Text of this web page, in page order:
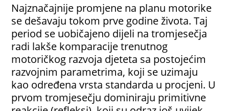
Najznačajnije promjene na planu motorike
se dešavaju tokom prve godine života. Taj
period se uobičajeno dijeli na tromjesečja
radi lakše komparacije trenutnog
motoričkog razvoja djeteta sa postojećim
razvojnim parametrima, koji se uzimaju
kao određena vrsta standarda u procjeni. U
prvom tromjesečju dominiraju primitivne